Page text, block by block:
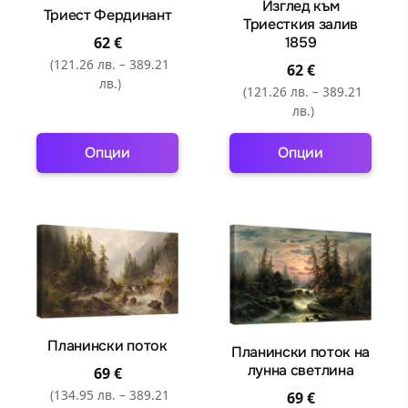
be
chosen
on
the
page
be
chosen
on
the
product
page
Триест Фердинант
62€
(121.26 лв. – 389.21
лв.)
Опции
has
multiple
variants.
The
options
may
be
chosen
Изглед към
Триесткия залив
1859
62€
(121.26 лв. – 389.21
лв.)
Опции
has
multiple
variants.
The
options
be
chosen
Планински поток
69€
(134.95 лв. – 389.21
Планински поток на
лунна светлина
69€